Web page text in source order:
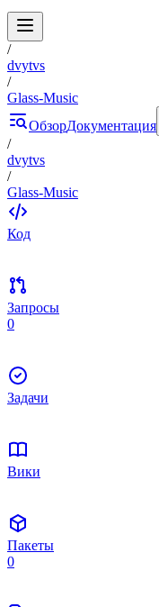
/
dvytvs
/
Glass-Music
ОбзорДокументация
/
dvytvs
/
Glass-Music
Код
Запросы
0
Задачи
Вики
Пакеты
0